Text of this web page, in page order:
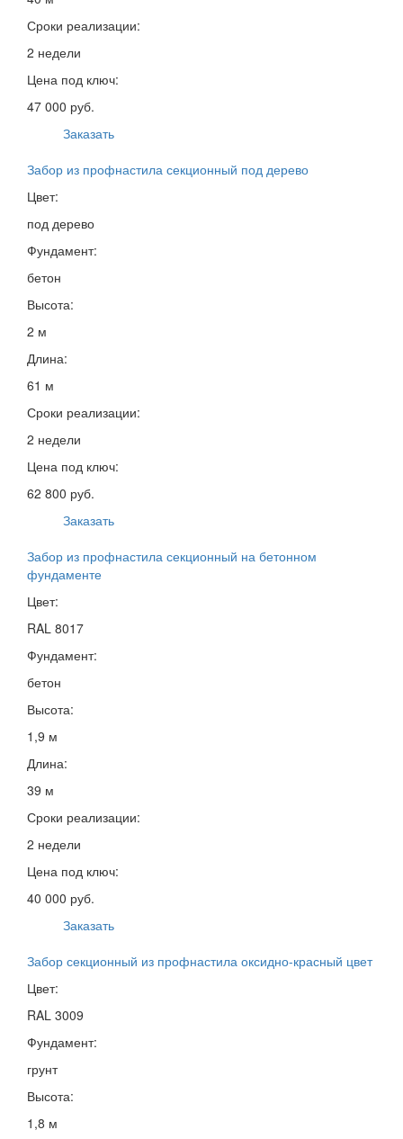
Сроки реализации:
2 недели
Цена под ключ:
47 000 руб.
Заказать
Забор из профнастила секционный под дерево
Цвет:
под дерево
Фундамент:
бетон
Высота:
2 м
Длина:
61 м
Сроки реализации:
2 недели
Цена под ключ:
62 800 руб.
Заказать
Забор из профнастила секционный на бетонном
фундаменте
Цвет:
RAL 8017
Фундамент:
бетон
Высота:
1,9 м
Длина:
39 м
Сроки реализации:
2 недели
Цена под ключ:
40 000 руб.
Заказать
Забор секционный из профнастила оксидно-красный цвет
Цвет:
RAL 3009
Фундамент:
грунт
Высота:
1,8 м